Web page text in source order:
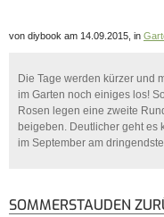
von diybook am 14.09.2015, in
Die Tage werden kürzer und
im Garten noch einiges los!
Rosen legen eine zweite
beigeben. Deutlicher geht es
im September am
SOMMERSTAUDEN